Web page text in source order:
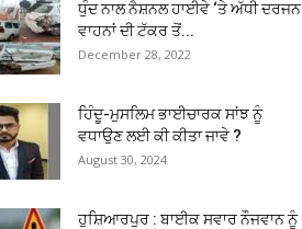
ਧੁੰਦ ਨਾਲ ਨੈਸ਼ਨਲ ਹਾਈਵੇ ‘ਤੇ ਅੱਧੀ ਦਰਜਨ
ਵਾਹਨਾਂ ਦੀ ਟੱਕਰ ਤੋਂ...
December 28, 2022
ਹਿੰਦੂ-ਮੁਸਲਿਮ ਭਾਈਚਾਰਕ ਸਾਂਝ ਨੂੰ
ਵਧਾਉਣ ਲਈ ਕੀ ਕੀਤਾ ਜਾਵੇ ?
August 30, 2024
ਹੁਸ਼ਿਆਰਪੁਰ : ਬਾਈਕ ਸਵਾਰ ਨੌਜਵਾਨ ਨੂੰ